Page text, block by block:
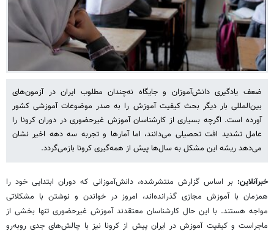
ضعف یادگیری دانش‌آموزان و جایگاه نه‌چندان مطلوب ایران در آزمون‌های
بین‌المللی بار دیگر بحث کیفیت آموزش را به صدر موضوعات آموزشی کشور
آورده است. اگرچه بسیاری از کارشناسان آموزش غیرحضوری در دوران کرونا را
عامل تشدید افت تحصیلی می‌دانند، اما آمارها و تجربه سه دهه اخیر نشان
می‌دهد ریشه این مشکل به سال‌ها پیش از همه‌گیری کرونا بازمی‌گردد.
خبرآنلاین: بر اساس گزارش منتشرشده، دانش‌آموزانی که دوران ابتدایی خود را
همزمان با آموزش مجازی گذرانده‌اند، امروز در خواندن و نوشتن با مشکلاتی
مواجه هستند. با این حال کارشناسان معتقدند آموزش غیرحضوری تنها بخشی از
ماجراست و کیفیت آموزش در ایران پیش از کرونا نیز با چالش‌های جدی روبه‌رو